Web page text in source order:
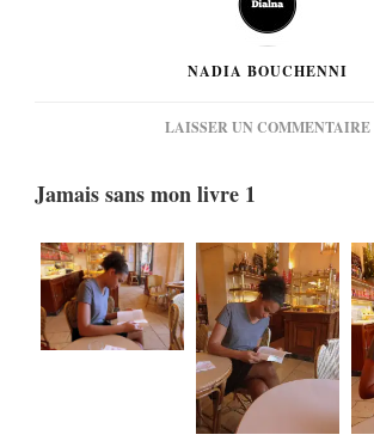
NADIA BOUCHENNI
LAISSER UN COMMENTAIRE
Jamais sans mon livre 1